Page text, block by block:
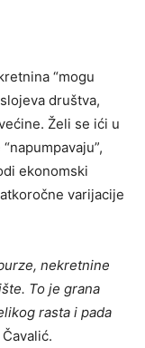
“mogu
društva,
Želi se ići u
ekonomski
varijacije
nekretnine
To je grana
rasta i pada